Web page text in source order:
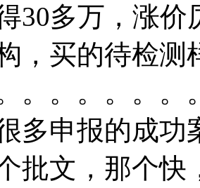
30多万，涨
，买的待检测
。。。。。
多申报的成功
批文，那个